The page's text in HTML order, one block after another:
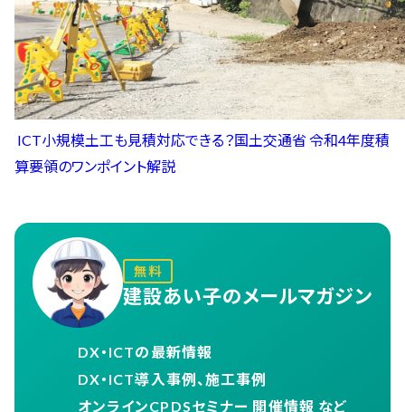
ICT小規模土工も見積対応できる？国土交通省 令和4年度積
算要領のワンポイント解説
無料
建設あい子のメールマガジン
DX・ICTの最新情報
DX・ICT導入事例、施工事例
オンラインCPDSセミナー 開催情報 など